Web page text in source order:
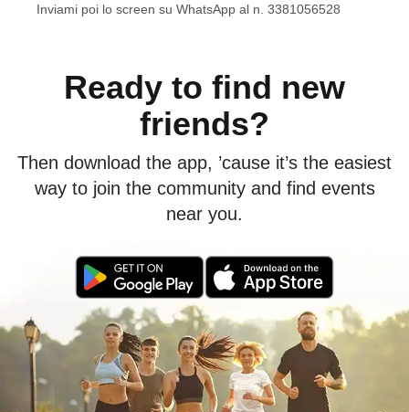
Pranzo: al sacco.
In caso di maltempo l'organizzatore si riserva
annullare l'evento.
Inviami poi lo screen su WhatsApp al n. 3381056528
Ready to find new
friends?
Then download the app, ’cause it’s the easiest
way to join the community and find events
near you.